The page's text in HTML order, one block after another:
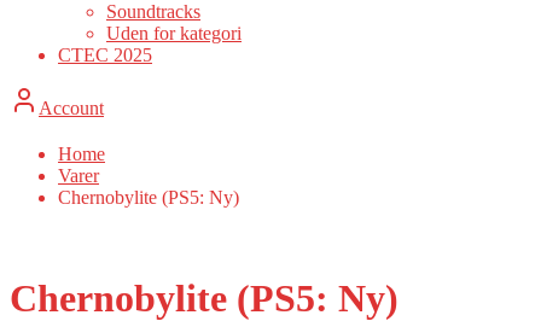
Soundtracks
Uden for kategori
CTEC 2025
Account
Home
Varer
Chernobylite (PS5: Ny)
Chernobylite (PS5: Ny)